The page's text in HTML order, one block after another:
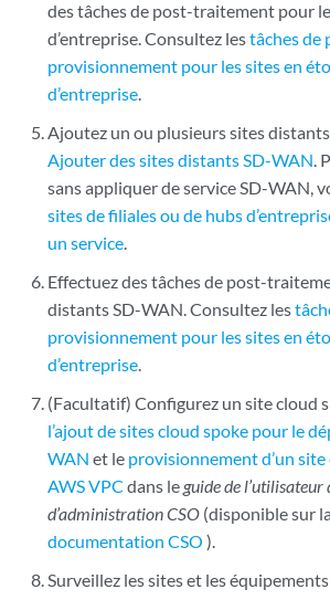
des tâches de post-traitement pour
d’entreprise. Consultez lestâches de
provisionnement pour les sites en
d’entreprise.
Ajoutez un ou plusieurs sites
Ajouter des sites distants SD-WAN.
sans appliquer de service SD-WAN,
sites de filiales ou de hubs
un service.
Effectuez des tâches de post-
distants SD-WAN. Consultez les
provisionnement pour les sites en
d’entreprise.
(Facultatif) Configurez un site cloud
l’ajout de sites cloud spoke pour le
WAN et le provisionnement d’un
AWS VPC dans le guide de
d’administration CSO (disponible sur
documentation CSO ).
Surveillez les sites et les